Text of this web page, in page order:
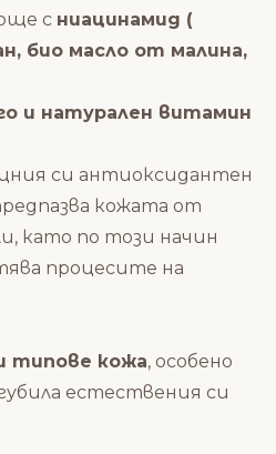
с ниацинамид (
био масло от малина,
и натурален витамин
си антиоксидантен
кожата от
като по този начин
процесите на
типове кожа, особено
естествения си